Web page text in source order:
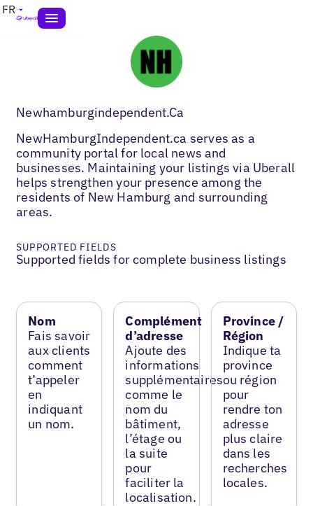
FR
Newhamburgindependent.Ca
NewHamburgIndependent.ca serves as a
community portal for local news and
businesses. Maintaining your listings via Uberall
helps strengthen your presence among the
residents of New Hamburg and surrounding
areas.
SUPPORTED FIELDS
Supported fields for complete business listings
Nom
Fais savoir
aux clients
comment
t’appeler
en
indiquant
un nom.
Complément
d’adresse
Ajoute des
informations
supplémentaires
comme le
nom du
bâtiment,
l’étage ou
la suite
pour
faciliter la
localisation.
Province /
Région
Indique ta
province
ou région
pour
rendre ton
adresse
plus claire
dans les
recherches
locales.